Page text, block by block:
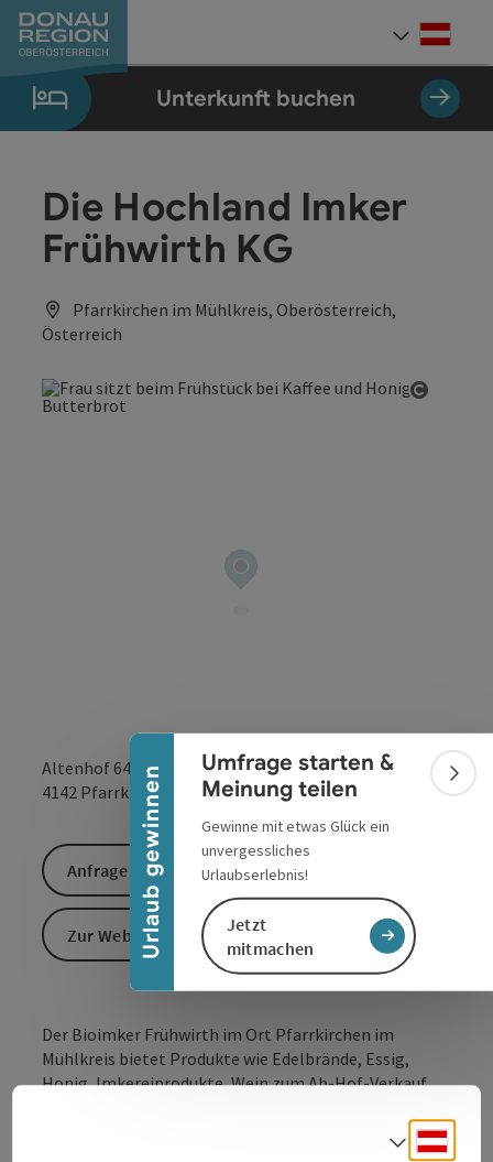
Zum Inhalt
Zur Navigation
Zum Seitenanfang
Zur Kontaktseite
Zum Impressum
Zur Startseite
Urlaub gewinnen
Banner einklappen
Umfrage starten &
Meinung teilen
Gewinne mit etwas Glück ein
unvergessliches
Urlaubserlebnis!
Jetzt
mitmachen
Unterkunft buchen
Die Hochland Imker
Frühwirth KG
Pfarrkirchen im Mühlkreis, Oberösterreich,
Österreich
Altenhof 64
4142 Pfarrkirchen im Mühlkreis in Google
in
Der Bioimker Frühwirth im Ort Pfarrkirchen im
Mühlkreis bietet Produkte wie Edelbrände, Essig,
Honig, Imkereiprodukte, Wein zum Ab-Hof-Verkauf
Anfrage senden
Zur Website